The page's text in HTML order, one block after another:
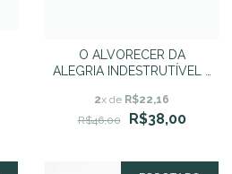
O ALVORECER DA
ALEGRIA INDESTRUTÍVEL -
2x de R$22,16
R$46,00
R$38,00